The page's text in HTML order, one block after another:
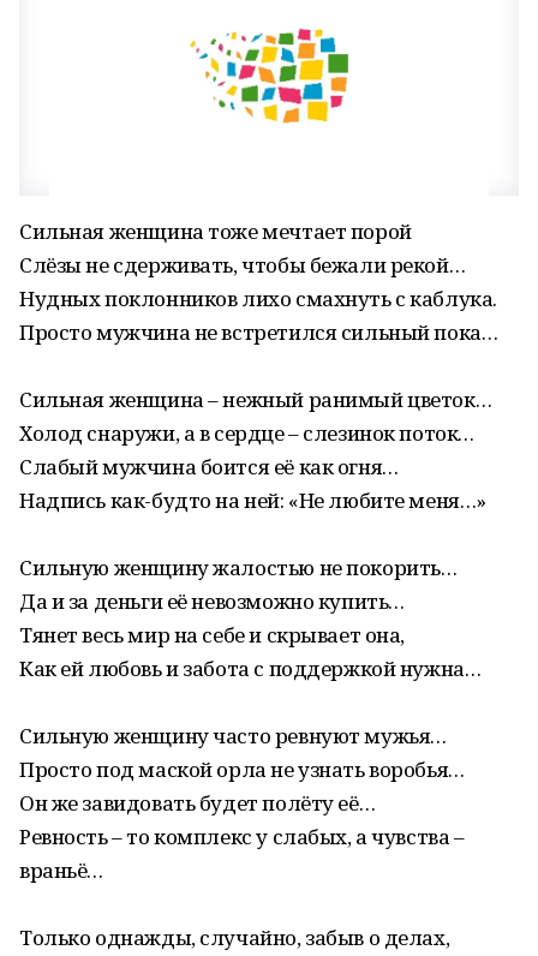
Сильная женщина тоже мечтает порой
Слёзы не сдерживать, чтобы бежали рекой…
Нудных поклонников лихо смахнуть с каблука.
Просто мужчина не встретился сильный пока…
Сильная женщина – нежный ранимый цветок…
Холод снаружи, а в сердце – слезинок поток…
Слабый мужчина боится её как огня…
Надпись как-будто на ней: «Не любите меня…»
Сильную женщину жалостью не покорить…
Да и за деньги её невозможно купить…
Тянет весь мир на себе и скрывает она,
Как ей любовь и забота с поддержкой нужна…
Сильную женщину часто ревнуют мужья…
Просто под маской орла не узнать воробья…
Он же завидовать будет полёту её…
Ревность – то комплекс у слабых, а чувства –
враньё…
Только однажды, случайно, забыв о делах,